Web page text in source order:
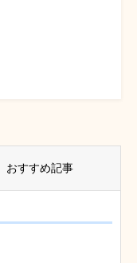
おすすめ記事